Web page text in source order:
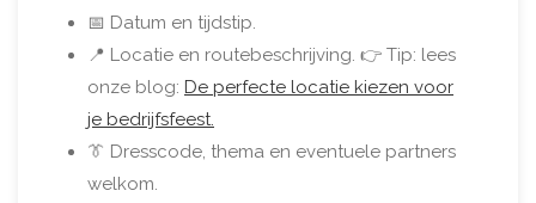
📅 Datum en tijdstip.
📍 Locatie en routebeschrijving. 👉 Tip: lees
onze blog: De perfecte locatie kiezen voor
je bedrijfsfeest.
👔 Dresscode, thema en eventuele partners
welkom.